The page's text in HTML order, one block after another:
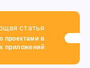
статья
проектами в
приложений